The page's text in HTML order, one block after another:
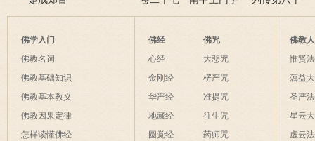
恩
案三
佛学入门
佛教名词
佛教基础知识
佛教基本教义
佛教因果定律
怎样读懂佛经
佛经
心经
金刚经
华严经
地藏经
圆觉经
佛咒
大悲咒
楞严咒
准提咒
往生咒
药师咒
佛教
惟贤
蕅益
圣严
星云
虚云